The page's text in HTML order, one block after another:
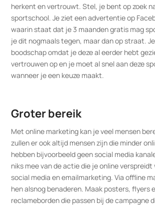
herkent en vertrouwt. Stel, je bent op zoek
sportschool. Je ziet een advertentie op
waarin staat dat je 3 maanden gratis mag
je dit nogmaals tegen, maar dan op straat.
boodschap omdat je deze al eerder hebt
vertrouwen op en je moet al snel aan deze
wanneer je een keuze maakt.
Groter bereik
Met online marketing kan je veel mensen
zullen er ook altijd mensen zijn die minder
hebben bijvoorbeeld geen social media
niks mee van de actie die je online verspreidt
social media en emailmarketing. Via offline
hen alsnog benaderen. Maak posters, flyers
reclameborden die passen bij de campagne